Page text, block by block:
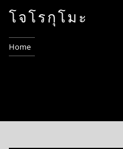
โจโรกุโมะ
Home